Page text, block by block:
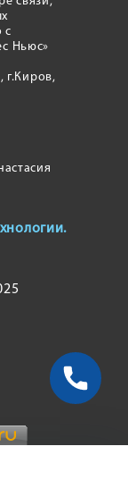
с
Ньюс»
г.Киров,